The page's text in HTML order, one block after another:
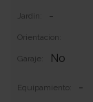
Jardin: -
Orientacion:
Garaje: No
Equipamiento: -